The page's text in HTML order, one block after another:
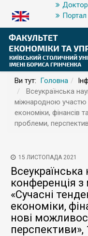
Портал
Ви тут: Головна
Всеукраїнська
міжнародною участю
економіки, фінансів
проблеми,
15 ЛИСТОПАДА 2021
конференція
«Сучасні
економіки,
нові
перспективи»,